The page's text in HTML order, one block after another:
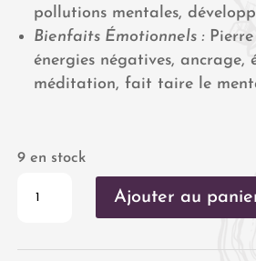
pollutions mentales,
Bienfaits Émotionnels :
énergies négatives, ancrage,
méditation, fait taire le
9 en stock
Ajouter au